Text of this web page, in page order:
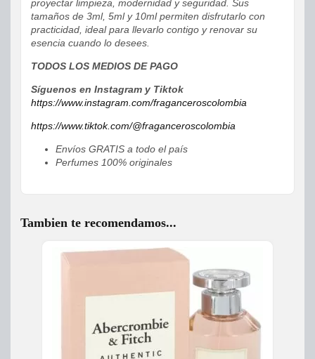
proyectar limpieza, modernidad y seguridad. Sus
tamaños de 3ml, 5ml y 10ml permiten disfrutarlo con
practicidad, ideal para llevarlo contigo y renovar su
esencia cuando lo desees.
TODOS LOS MEDIOS DE PAGO
Síguenos en Instagram y Tiktok
https://www.instagram.com/fraganceroscolombia
https://www.tiktok.com/@fraganceroscolombia
Envíos GRATIS a todo el país
Perfumes 100% originales
Tambien te recomendamos...